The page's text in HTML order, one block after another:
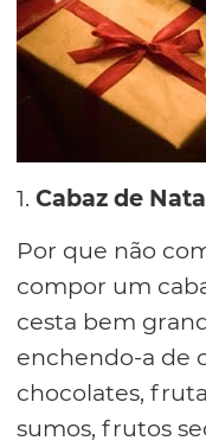
1. Cabaz de
Por que não
compor um
cesta bem
enchendo-a de
chocolates,
sumos, frutos